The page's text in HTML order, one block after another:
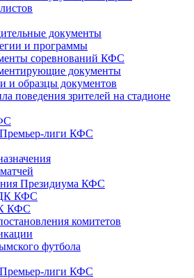
документы
и программы
соревнований КФС
документы
и образцы документов
поведения зрителей на стадионе
лиги КФС
Президиума КФС
КФС
КФС
комитетов
футбола
лиги КФС